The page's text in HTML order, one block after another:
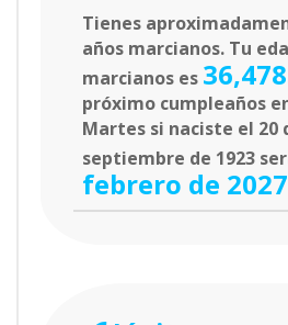
Tienes
años marcianos. Tu
marcianos es
próximo cumpleaños
Martes si naciste el 20
septiembre de 1923
febrero de 2027